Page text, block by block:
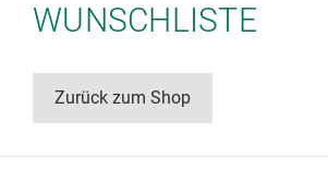
WUNSCHLISTE
Zurück zum Shop